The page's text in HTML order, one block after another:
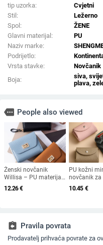
tip uzorka:
Cvjetni
Stil:
Ležerno
Spol:
ŽENE
Glavni materijal:
PU
Naziv marke:
Podrijetlo:
Vrsta stavke:
Novčanik
Boja:
siva,
plava,
more People also viewed
Ženski novčanik
Willisa – PU materijal,
podstava od
poliestera, gradski
12.26€
PU kožni
novčanik za
uzorkom liči,
novčanik za
primjena,
10.45 €
assignment_return Pravila povrata
Prodavatelj prihvaća povrate za